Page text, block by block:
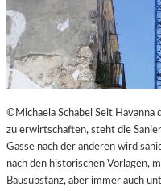
©Michaela Schabel Seit
zu erwirtschaften, steht die
Gasse nach der anderen wird
nach den historischen Vorlagen,
Bausubstanz, aber immer auch